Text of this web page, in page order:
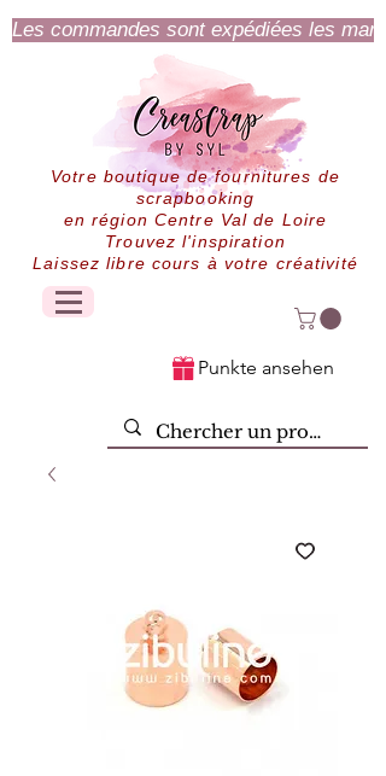
Les commandes sont expédiées les
Votre boutique de fournitures de
scrapbooking
en région Centre Val de Loire
Trouvez l'inspiration
Laissez libre cours à votre créativité
Punkte ansehen